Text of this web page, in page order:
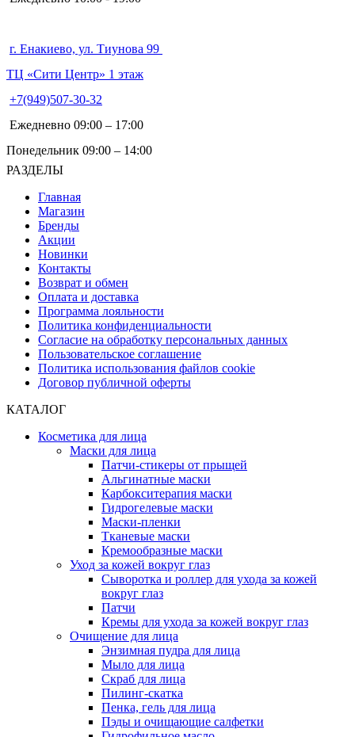
г. Енакиево, ул. Тиунова 99
ТЦ «Сити Центр» 1 этаж
+7(949)507-30-32
Ежедневно 09:00 – 17:00
Понедельник 09:00 – 14:00
РАЗДЕЛЫ
Главная
Магазин
Бренды
Акции
Новинки
Контакты
Возврат и обмен
Оплата и доставка
Программа лояльности
Политика конфиденциальности
Согласие на обработку персональных данных
Пользовательское соглашение
Политика использования файлов cookie
Договор публичной оферты
КАТАЛОГ
Косметика для лица
Маски для лица
Патчи-стикеры от прыщей
Альгинатные маски
Карбокситерапия маски
Гидрогелевые маски
Маски-пленки
Тканевые маски
Кремообразные маски
Уход за кожей вокруг глаз
Сыворотка и роллер для ухода за кожей
вокруг глаз
Патчи
Кремы для ухода за кожей вокруг глаз
Очищение для лица
Энзимная пудра для лица
Мыло для лица
Скраб для лица
Пилинг-скатка
Пенка, гель для лица
Пэды и очищающие салфетки